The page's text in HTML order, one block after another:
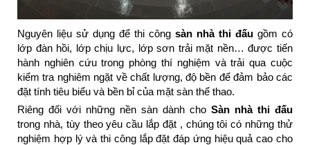
Nguyên liệu sử dụng để thi công sàn nhà thi đấu gồm có
lớp đàn hồi, lớp chịu lực, lớp sơn trải mặt nền… được tiến
hành nghiên cứu trong phòng thí nghiệm và trải qua cuộc
kiểm tra nghiêm ngặt về chất lượng, độ bền để đảm bảo các
đặt tính tiêu biểu và bền bỉ của mặt sàn thể thao.
Riêng đối với những nền sàn dành cho Sàn nhà thi đấu
trong nhà, tùy theo yêu cầu lắp đặt , chúng tôi có những thử
nghiệm hợp lý và thi công lắp đặt đáp ứng hiệu quả cao cho